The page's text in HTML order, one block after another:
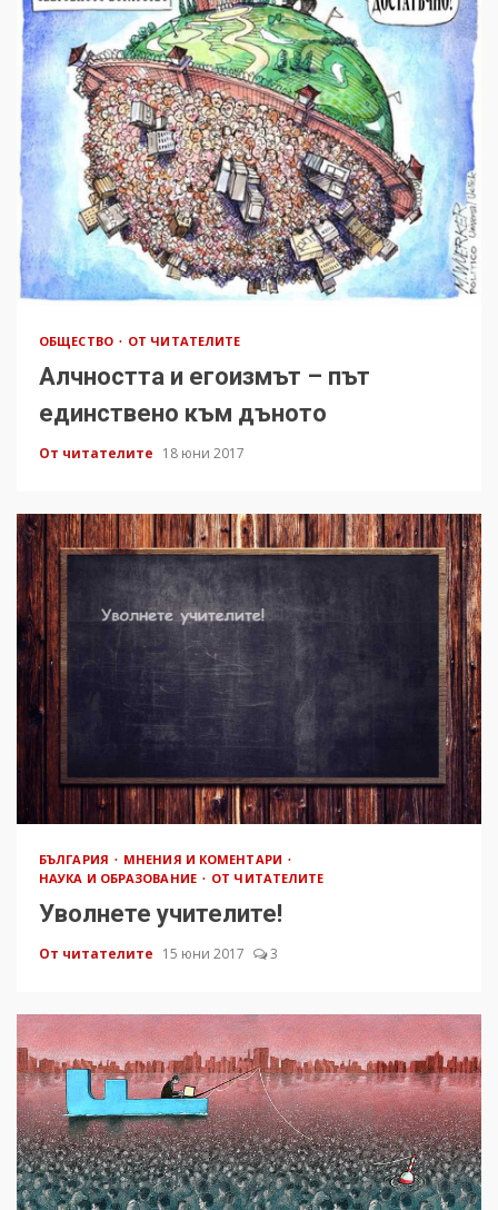
ОБЩЕСТВО ОТ ЧИТАТЕЛИТЕ
Алчността и егоизмът – път
единствено към дъното
От читателите 18 юни 2017
БЪЛГАРИЯ
МНЕНИЯ И КОМЕНТАРИ
НАУКА И ОБРАЗОВАНИЕ
ОТ ЧИТАТЕЛИТЕ
Уволнете учителите!
От читателите 15 юни 2017 3